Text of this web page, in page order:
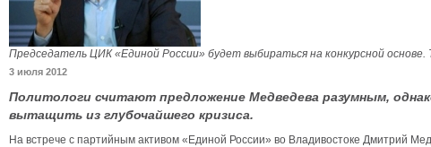
Председатель ЦИК «Единой России» будет выбираться на конкурсной
3 июля 2012
Политологи считают предложение Медведева разумным,
вытащить из глубочайшего кризиса.
На встрече с партийным активом «Единой России» во Владивостоке Дмитрий